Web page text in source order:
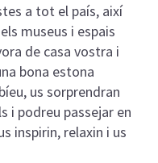
a tot el país, així
museus i espais
de casa vostra i
bona estona
us sorprendran
i podreu passejar en
inspirin, relaxin i us